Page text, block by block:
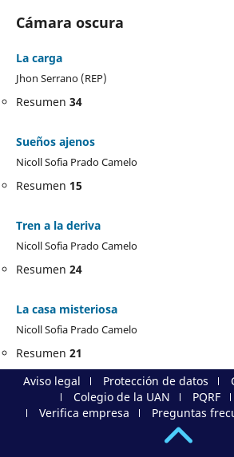
Cámara oscura
La carga
Jhon Serrano (REP)
Resumen 34
Sueños ajenos
Nicoll Sofia Prado Camelo
Resumen 15
Tren a la deriva
Nicoll Sofia Prado Camelo
Resumen 24
La casa misteriosa
Nicoll Sofia Prado Camelo
Resumen 21
Aviso legal
Protección de datos
Colegio de la UAN
PQRF
Verifica empresa
Preguntas